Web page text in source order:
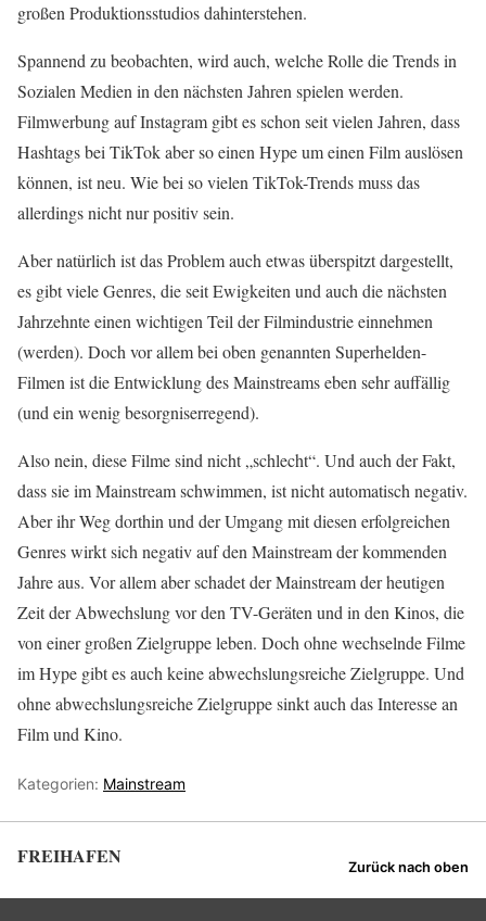
großen Produktionsstudios dahinterstehen.
Spannend zu beobachten, wird auch, welche Rolle die Trends in
Sozialen Medien in den nächsten Jahren spielen werden.
Filmwerbung auf Instagram gibt es schon seit vielen Jahren, dass
Hashtags bei TikTok aber so einen Hype um einen Film auslösen
können, ist neu. Wie bei so vielen TikTok-Trends muss das
allerdings nicht nur positiv sein.
Aber natürlich ist das Problem auch etwas überspitzt dargestellt,
es gibt viele Genres, die seit Ewigkeiten und auch die nächsten
Jahrzehnte einen wichtigen Teil der Filmindustrie einnehmen
(werden). Doch vor allem bei oben genannten Superhelden-
Filmen ist die Entwicklung des Mainstreams eben sehr auffällig
(und ein wenig besorgniserregend).
Also nein, diese Filme sind nicht „schlecht“. Und auch der Fakt,
dass sie im Mainstream schwimmen, ist nicht automatisch negativ.
Aber ihr Weg dorthin und der Umgang mit diesen erfolgreichen
Genres wirkt sich negativ auf den Mainstream der kommenden
Jahre aus. Vor allem aber schadet der Mainstream der heutigen
Zeit der Abwechslung vor den TV-Geräten und in den Kinos, die
von einer großen Zielgruppe leben. Doch ohne wechselnde Filme
im Hype gibt es auch keine abwechslungsreiche Zielgruppe. Und
ohne abwechslungsreiche Zielgruppe sinkt auch das Interesse an
Film und Kino.
Kategorien: Mainstream
FREIHAFEN Zurück nach oben